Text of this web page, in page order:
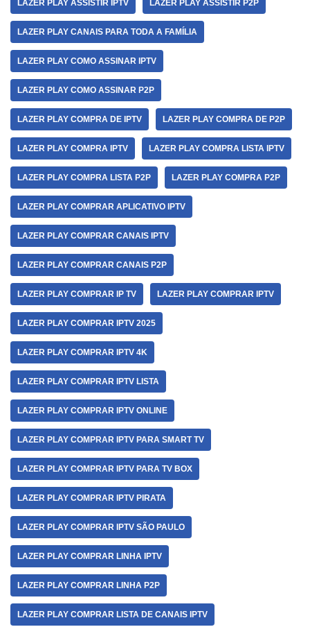
LAZER PLAY ASSISTIR IPTV LAZER PLAY ASSISTIR P2P
LAZER PLAY CANAIS PARA TODA A FAMÍLIA
LAZER PLAY COMO ASSINAR IPTV
LAZER PLAY COMO ASSINAR P2P
LAZER PLAY COMPRA DE IPTV LAZER PLAY COMPRA DE P2P
LAZER PLAY COMPRA IPTV LAZER PLAY COMPRA LISTA IPTV
LAZER PLAY COMPRA LISTA P2P LAZER PLAY COMPRA P2P
LAZER PLAY COMPRAR APLICATIVO IPTV
LAZER PLAY COMPRAR CANAIS IPTV
LAZER PLAY COMPRAR CANAIS P2P
LAZER PLAY COMPRAR IP TV LAZER PLAY COMPRAR IPTV
LAZER PLAY COMPRAR IPTV 2025
LAZER PLAY COMPRAR IPTV 4K
LAZER PLAY COMPRAR IPTV LISTA
LAZER PLAY COMPRAR IPTV ONLINE
LAZER PLAY COMPRAR IPTV PARA SMART TV
LAZER PLAY COMPRAR IPTV PARA TV BOX
LAZER PLAY COMPRAR IPTV PIRATA
LAZER PLAY COMPRAR IPTV SÃO PAULO
LAZER PLAY COMPRAR LINHA IPTV
LAZER PLAY COMPRAR LINHA P2P
LAZER PLAY COMPRAR LISTA DE CANAIS IPTV